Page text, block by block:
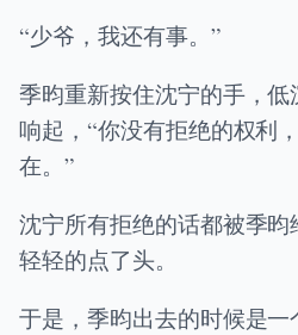
“少爷，我还有事。”
季昀重新按住沈宁的手，低
响起，“你没有拒绝的权利
在。”
沈宁所有拒绝的话都被季
轻轻的点了头。
于是，季昀出去的时候是